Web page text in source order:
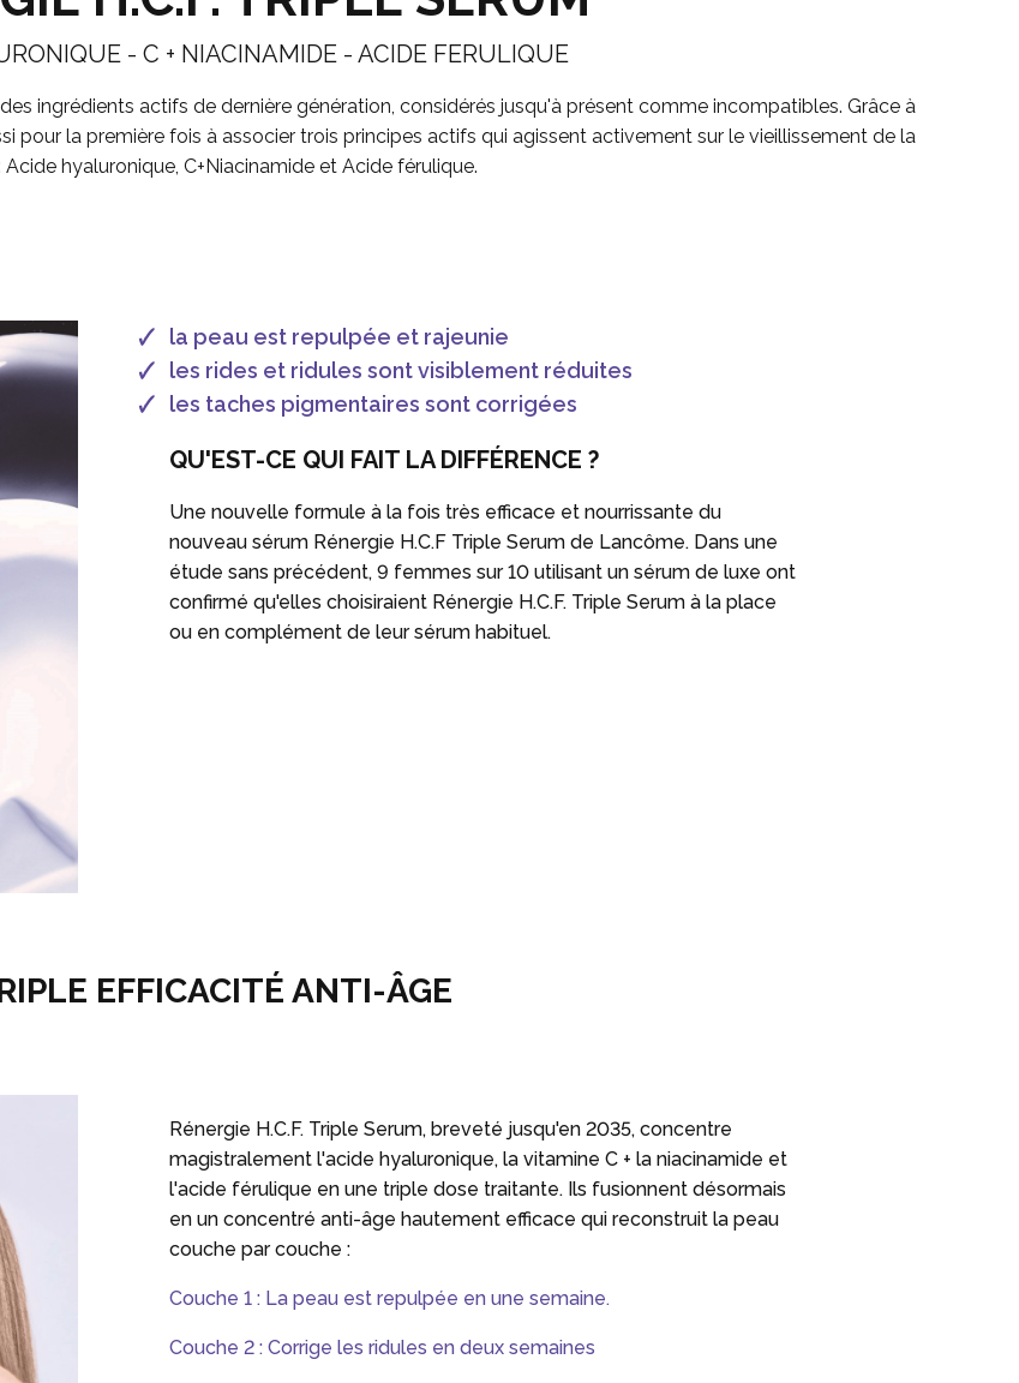
- C + NIACINAMIDE - ACIDE FERULIQUE
ingrédients actifs de dernière génération, considérés jusqu'à présent comme incompatibles. Grâce à
pour la première fois à associer trois principes actifs qui agissent activement sur le vieillissement de la
Acide hyaluronique, C+Niacinamide et Acide férulique.
la peau est repulpée et rajeunie
les rides et ridules sont visiblement réduites
les taches pigmentaires sont corrigées
QU'EST-CE QUI FAIT LA DIFFÉRENCE ?
Une nouvelle formule à la fois très efficace et nourrissante du
nouveau sérum Rénergie H.C.F Triple Serum de Lancôme. Dans une
étude sans précédent, 9 femmes sur 10 utilisant un sérum de luxe ont
confirmé qu'elles choisiraient Rénergie H.C.F. Triple Serum à la place
ou en complément de leur sérum habituel.
EFFICACITÉ ANTI-ÂGE
Rénergie H.C.F. Triple Serum, breveté jusqu'en 2035, concentre
magistralement l'acide hyaluronique, la vitamine C + la niacinamide et
l'acide férulique en une triple dose traitante. Ils fusionnent désormais
en un concentré anti-âge hautement efficace qui reconstruit la peau
couche par couche :
Couche 1 : La peau est repulpée en une semaine.
Couche 2 : Corrige les ridules en deux semaines